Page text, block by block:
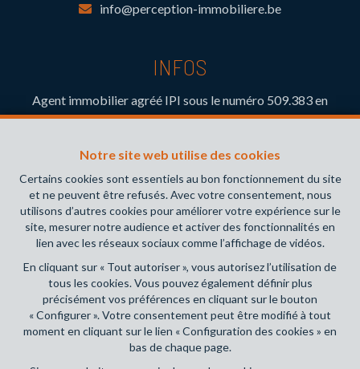
Notre site web utilise des cookies
Certains cookies sont essentiels au bon fonctionnement du site
et ne peuvent être refusés. Avec votre consentement, nous
utilisons d’autres cookies pour améliorer votre expérience sur le
site, mesurer notre audience et activer des fonctionnalités en
lien avec les réseaux sociaux comme l’affichage de vidéos.
En cliquant sur « Tout autoriser », vous autorisez l’utilisation de
tous les cookies. Vous pouvez également définir plus
précisément vos préférences en cliquant sur le bouton
« Configurer ». Votre consentement peut être modifié à tout
moment en cliquant sur le lien « Configuration des cookies » en
bas de chaque page.
info@perception-immobiliere.be
INFOS
Agent immobilier agréé IPI sous le numéro 509.383 en
Belgique- Instance de contrôle: Institut professionnel des
(+32 2 505 38 50 - info@ipi.be) - Soumis au
déontologique de l’ IPI
RC professionnelle et cautionnement via AXA Belgium SA,
Place du Trône 1, 1000 Bruxelles – police n° 730.390.160.
Couverture valable pour les activités réalisées en Belgique
Conditions générales d'utilisation du site
Charte de la protection de la vie privée
Configuration des cookies